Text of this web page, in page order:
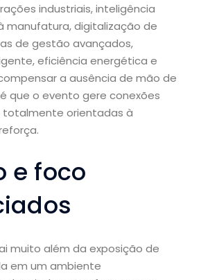
industriais, inteligência
manufatura, digitalização de
de gestão avançados,
eficiência energética e
a ausência de mão de
que o evento gere conexões
totalmente orientadas à
e foco
muito além da exposição de
em um ambiente